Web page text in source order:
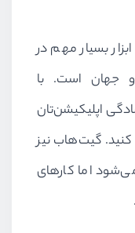
بسیار مهم در
جهان است. با
اپلیکیشن‌تان
کنید. گیت‌هاب نیز
اما کارهای